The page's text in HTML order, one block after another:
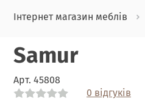
Інтернет магазин меблів
Samur
Арт. 45808
0 відгуків